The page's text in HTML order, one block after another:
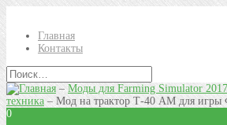
Главная
Контакты
–Моды для Farming Simulator
техника – Мод на трактор Т-40 АМ для игры
0